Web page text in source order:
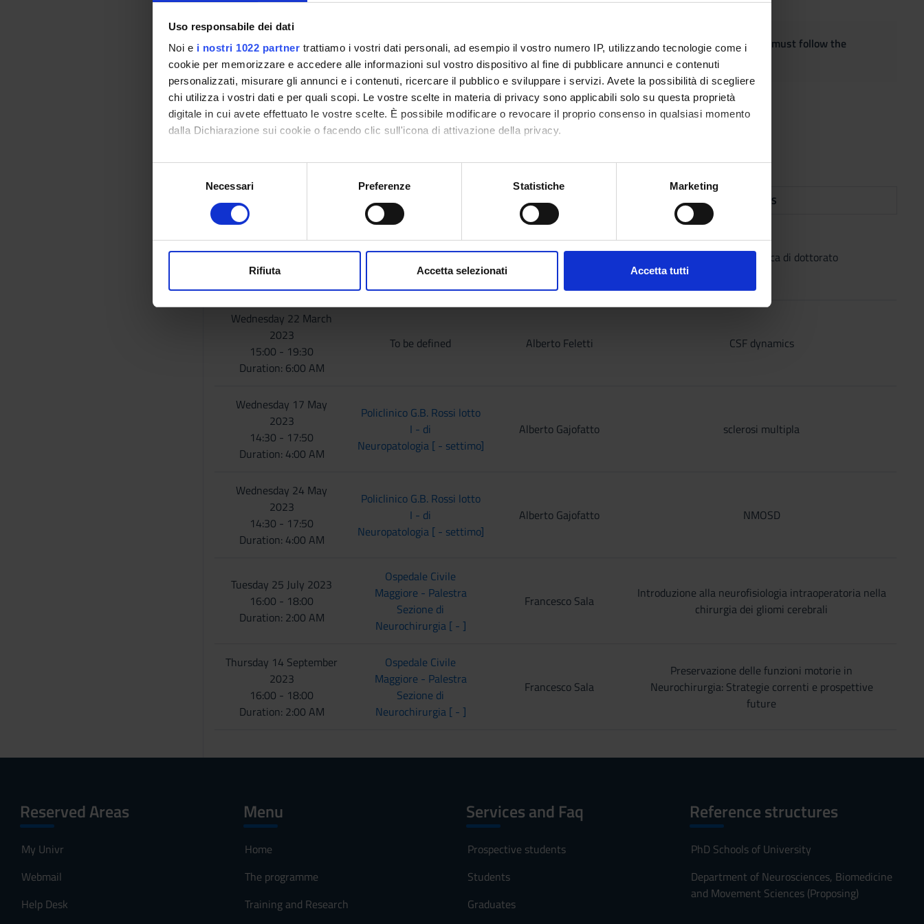
Uso responsabile dei dati
Noi e i nostri 1022 partner trattiamo i vostri dati personali, ad esempio il vostro numero IP, utilizzando tecnologie come i
cookie per memorizzare e accedere alle informazioni sul vostro dispositivo al fine di pubblicare annunci e contenuti
personalizzati, misurare gli annunci e i contenuti, ricercare il pubblico e sviluppare i servizi. Avete la possibilità di scegliere
chi utilizza i vostri dati e per quali scopi. Le vostre scelte in materia di privacy sono applicabili solo su questa proprietà
digitale in cui avete effettuato le vostre scelte. È possibile modificare o revocare il proprio consenso in qualsiasi momento
dalla Dichiarazione sui cookie o facendo clic sull'icona di attivazione della privacy.
Con il tuo consenso, vorremmo anche:
raccogliere informazioni sulla tua posizione geografica, con un'approssimazione di qualche metro,
digitali).
modificare o ritirare il tuo consenso in qualsiasi momento dalla Dichiarazione sui cookie.
di analisi dei dati web, pubblicità e social media, i quali potrebbero combinarle con altre informazioni che hai fornito loro o
che hanno raccolto dal tuo utilizzo dei loro servizi.
e
Necessari Preferenze Statistiche Marketing
Rifiuta Accetta selezionati Accetta tutti
Students with disabilities or specific learning disorders (SLD), who intend to request the adaptation of the exam, must follow the
instructions givenHERE
Assessment
Idoneity based on attendance
Scheduled Lessons
CLASSROOM TEACHER TOPICS
2022
14:00 - 15:00
Aula virtuale - Lezione
online
Mirella Ruggeri attività per didattica di dottorato
Wednesday 22 March
2023
15:00 - 19:30
Duration: 6:00 AM
To be defined Alberto Feletti CSF dynamics
Wednesday 17 May
2023
14:30 - 17:50
Duration: 4:00 AM
Policlinico G.B. Rossi lotto
I - di
Neuropatologia [ - settimo]
Alberto Gajofatto sclerosi multipla
Wednesday 24 May
2023
14:30 - 17:50
Duration: 4:00 AM
Policlinico G.B. Rossi lotto
I - di
Neuropatologia [ - settimo]
Alberto Gajofatto NMOSD
Tuesday 25 July 2023
16:00 - 18:00
Duration: 2:00 AM
Ospedale Civile
Maggiore - Palestra
Sezione di
Neurochirurgia [ - ]
Francesco Sala
Introduzione alla neurofisiologia intraoperatoria nella
chirurgia dei gliomi cerebrali
Thursday 14 September
2023
16:00 - 18:00
Duration: 2:00 AM
Ospedale Civile
Maggiore - Palestra
Sezione di
Neurochirurgia [ - ]
Francesco Sala
Preservazione delle funzioni motorie in
Neurochirurgia: Strategie correnti e prospettive
future
Reserved Areas
My Univr
Webmail
Help Desk
Menu
Home
The programme
Training and Research
Services and Faq
Prospective students
Students
Graduates
Reference structures
PhD Schools of University
Department of Neurosciences, Biomedicine
and Movement Sciences (Proposing)